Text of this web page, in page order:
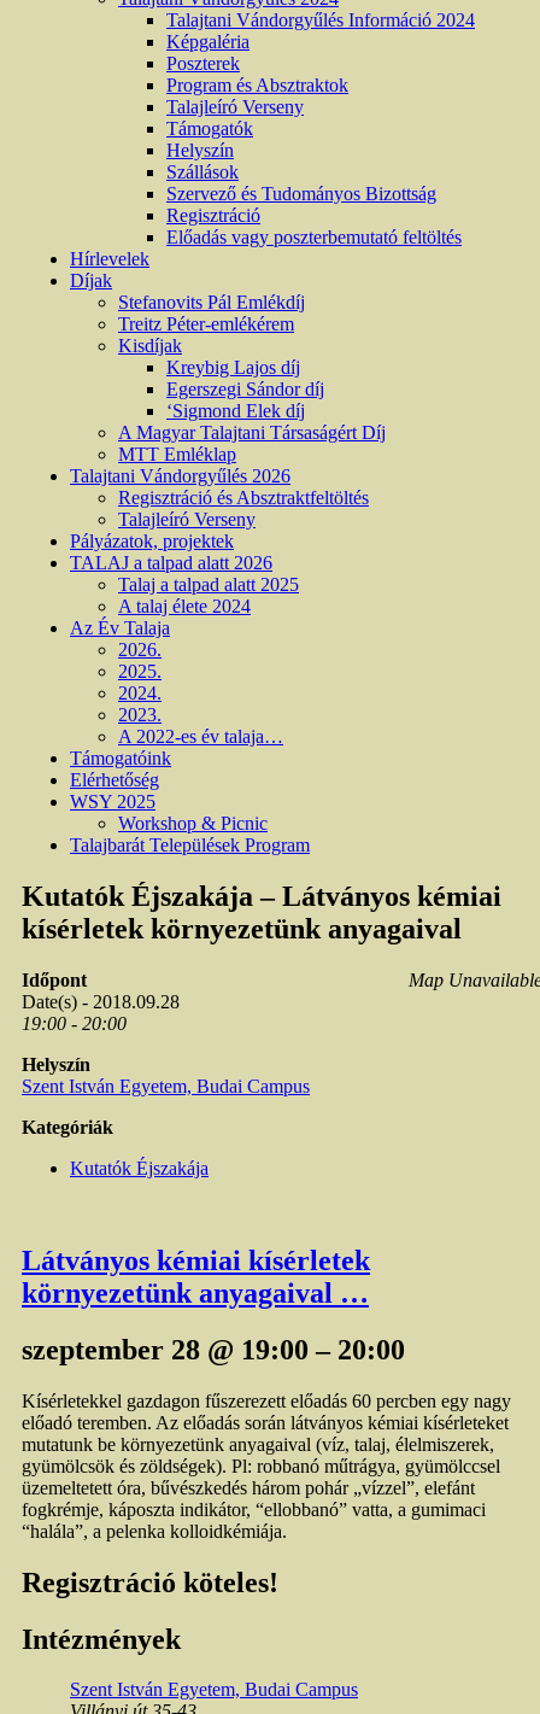
Talajtani Vándorgyűlés Információ 2024
Képgaléria
Poszterek
Program és Absztraktok
Talajleíró Verseny
Támogatók
Helyszín
Szállások
Szervező és Tudományos Bizottság
Regisztráció
Előadás vagy poszterbemutató feltöltés
Hírlevelek
Díjak
Stefanovits Pál Emlékdíj
Treitz Péter-emlékérem
Kisdíjak
Kreybig Lajos díj
Egerszegi Sándor díj
‘Sigmond Elek díj
A Magyar Talajtani Társaságért Díj
MTT Emléklap
Talajtani Vándorgyűlés 2026
Regisztráció és Absztraktfeltöltés
Talajleíró Verseny
Pályázatok, projektek
TALAJ a talpad alatt 2026
Talaj a talpad alatt 2025
A talaj élete 2024
Az Év Talaja
2026.
2025.
2024.
2023.
A 2022-es év talaja…
Támogatóink
Elérhetőség
WSY 2025
Workshop & Picnic
Talajbarát Települések Program
Kutatók Éjszakája – Látványos kémiai
kísérletek környezetünk anyagaival
Map
Időpont
Date(s) - 2018.09.28
19:00 - 20:00
Helyszín
Szent István Egyetem, Budai Campus
Kategóriák
Kutatók Éjszakája
Látványos kémiai kísérletek
környezetünk anyagaival …
szeptember 28 @ 19:00 – 20:00
Kísérletekkel gazdagon fűszerezett előadás 60 percben egy nagy
előadó teremben. Az előadás során látványos kémiai kísérleteket
mutatunk be környezetünk anyagaival (víz, talaj, élelmiszerek,
gyümölcsök és zöldségek). Pl: robbanó műtrágya, gyümölccsel
üzemeltetett óra, bűvészkedés három pohár „vízzel”, elefánt
fogkrémje, káposzta indikátor, “ellobbanó” vatta, a gumimaci
“halála”, a pelenka kolloidkémiája.
Regisztráció köteles!
Intézmények
Szent István Egyetem, Budai Campus